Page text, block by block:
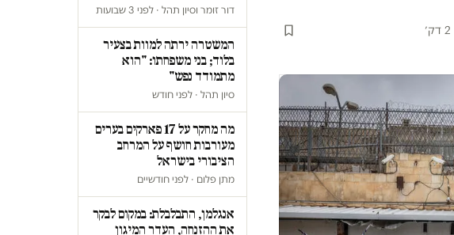
דור זומר וסיון תהל · לפני 3 שבועות
המשטרה ירתה למוות בצעיר
בלוד; בני משפחתו: "הוא
מתמודד נפש"
סיון תהל · לפני חודש
מה מחקר על 17 פארקים בערים
מעורבות חושף על המרחב
הציבורי בישראל
מתן פלום · לפני חודשיים
אנגלמן, התבלבלת: במקום לבקר
את ההזנחה, העדר המיגון